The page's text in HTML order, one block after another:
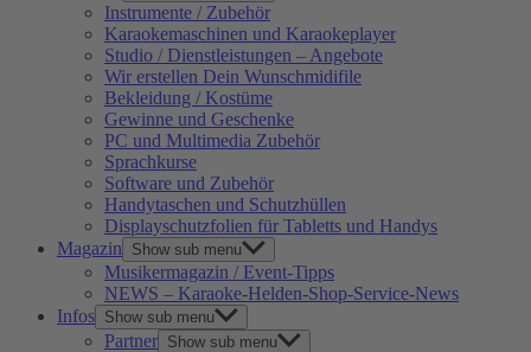
Instrumente / Zubehör
Karaokemaschinen und Karaokeplayer
Studio / Dienstleistungen – Angebote
Wir erstellen Dein Wunschmidifile
Bekleidung / Kostüme
Gewinne und Geschenke
PC und Multimedia Zubehör
Sprachkurse
Software und Zubehör
Handytaschen und Schutzhüllen
Displayschutzfolien für Tabletts und Handys
Magazin
Show sub menu
Musikermagazin / Event-Tipps
NEWS – Karaoke-Helden-Shop-Service-News
Infos Show sub menu
Partner Show sub menu